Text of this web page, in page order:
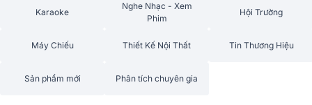
Karaoke
Nghe Nhạc - Xem
Phim
Hội Trường
Máy Chiếu Thiết Kế Nội Thất Tin Thương Hiệu
Sản phẩm mới Phân tích chuyên gia